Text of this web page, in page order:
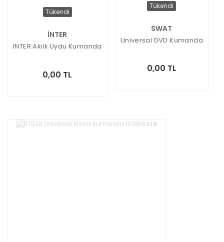
Tükendi
İNTER
INTER Akıllı Uydu Kumanda
0,00 TL
Tükendi
SWAT
Universal DVD Kumanda
0,00 TL